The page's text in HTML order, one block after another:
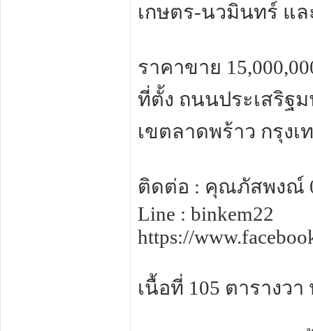
เกษตร-นวมินทร์ แล
ราคาขาย
ที่ตั้ง ถนนประเสริฐ
เขตลาดพร้าว กรุง
ติดต่อ : คุณภัสพงณ์
Line : binkem22
https://
เนื้อที่ 105 ตารางว